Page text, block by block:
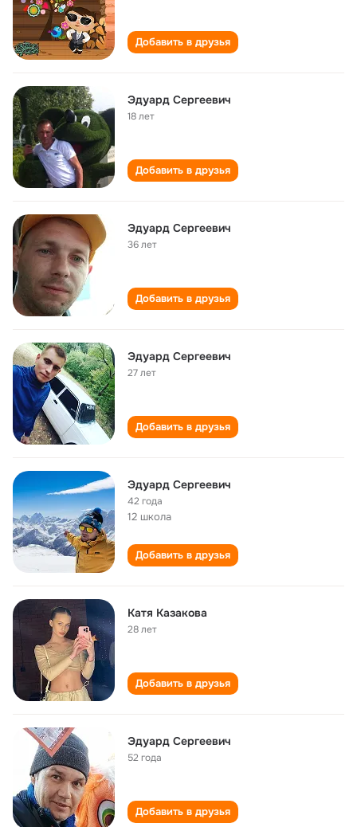
Добавить в друзья
Эдуард Сергеевич
18 лет
Добавить в друзья
Эдуард Сергеевич
36 лет
Добавить в друзья
Эдуард Сергеевич
27 лет
Добавить в друзья
Эдуард Сергеевич
42 года
12 школа
Добавить в друзья
Катя Казакова
28 лет
Добавить в друзья
Эдуард Сергеевич
52 года
Добавить в друзья